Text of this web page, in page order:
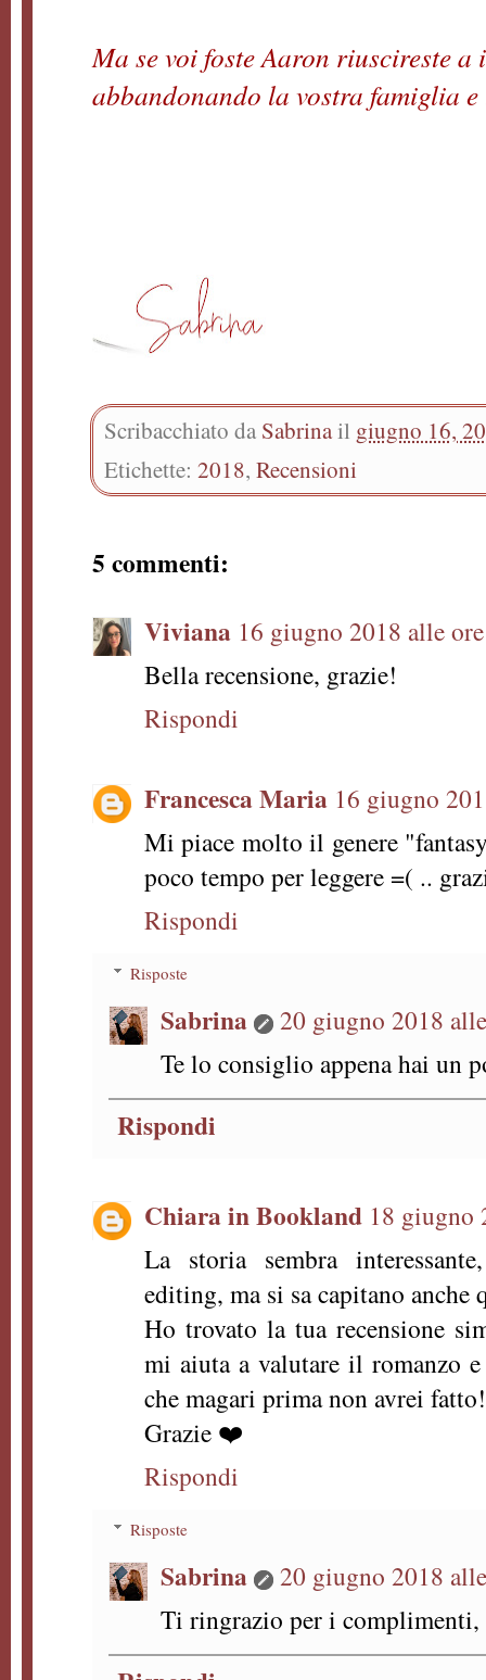
Ma se voi foste Aaron riuscireste
abbandonando la vostra famiglia
Scribacchiato da Sabrinail giugno 16,
Etichette: 2018, Recensioni
5 commenti:
Viviana 16 giugno 2018 alle
Bella recensione, grazie!
Rispondi
Francesca Maria 16 giugno
Mi piace molto il genere
poco tempo per leggere =( ..
Rispondi
Risposte
Sabrina
20 giugno 2018
Te lo consiglio appena hai un
Rispondi
Chiara in Bookland 18 giugno
La storia sembra
editing, ma si sa capitano anche
Ho trovato la tua recensione
mi aiuta a valutare il romanzo
che magari prima non avrei fatto!
Grazie ❤️
Rispondi
Risposte
Sabrina
20 giugno 2018
Ti ringrazio per i complimenti,